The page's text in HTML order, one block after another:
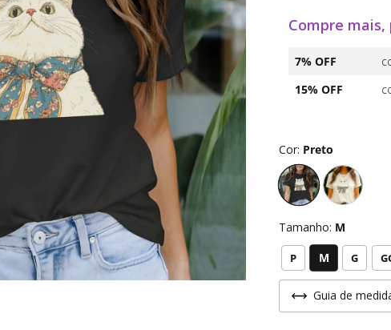
Compre
7% OFF
15% OFF
Cor: Preto
Tamanho: M
P M G
Guia de